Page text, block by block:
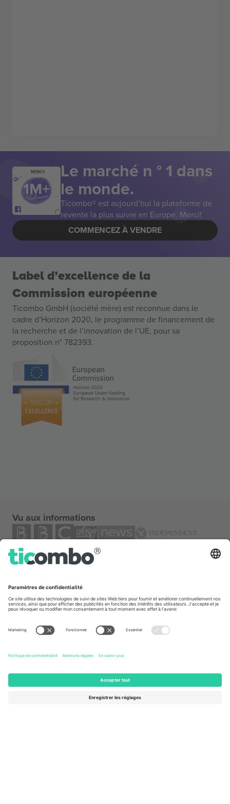
MERCI! Le marché n ° 1 dans
le monde.
Ticombo® est aujourd’hui la plateforme de
revente la plus suivie en Europe. Merci!
COMMENCEZ À VENDRE
Label d’excellence de la
Commission européenne
Ticombo GmbH (société mère) est reconnue dans le
cadre d’Horizon 2020, le programme de financement de
la recherche et de l’innovation de l’UE, pour sa
proposition n° 782393.
Vu aux informations
TixProtect
Programme d'affiliation
Comment ça marche
Centre d'information sur la Coupe
Nous contacter